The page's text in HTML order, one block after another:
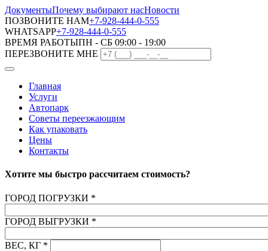
ДокументыПочему выбирают насНовости
ПОЗВОНИТЕ НАМ+7-928-444-0-555
WHATSAPP+7-928-444-0-555
ВРЕМЯ РАБОТЫПН - СБ 09:00 - 19:00
ПЕРЕЗВОНИТЕ МНЕ
Главная
Услуги
Автопарк
Советы переезжающим
Как упаковать
Цены
Контакты
Хотите мы быстро рассчитаем стоимость?
ГОРОД ПОГРУЗКИ *
ГОРОД ВЫГРУЗКИ *
ВЕС, КГ *